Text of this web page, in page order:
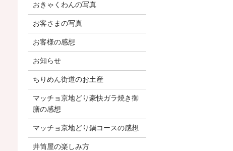
おきゃくわんの写真
お客さまの写真
お客様の感想
お知らせ
ちりめん街道のお土産
マッチョ京地どり豪快ガラ焼き御
膳の感想
マッチョ京地どり鍋コースの感想
井筒屋の楽しみ方